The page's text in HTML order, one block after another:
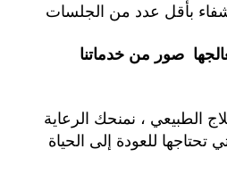
بأقل عدد من الجلسات
صور من خدماتنا
الطبيعي ، نمنحك الرعاية
تحتاجها للعودة إلى الحياة